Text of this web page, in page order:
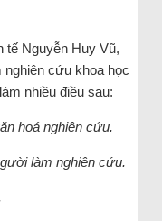
tế Nguyễn Huy Vũ,
nghiên cứu khoa học
nhiều điều sau:
hoá nghiên cứu.
làm nghiên cứu.